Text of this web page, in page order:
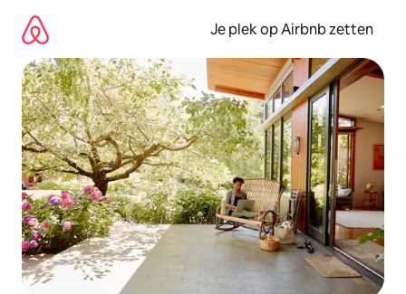
direct
naar
inhoud
Je plek op Airbnb zetten